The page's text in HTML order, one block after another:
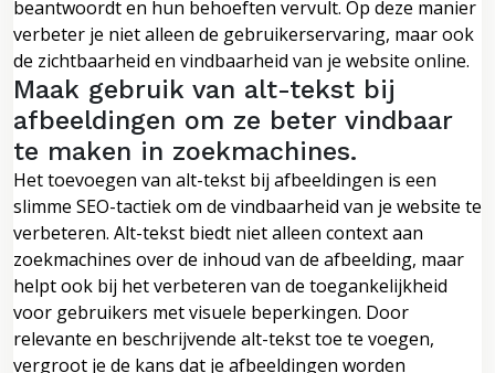
beantwoordt en hun behoeften vervult. Op deze manier
verbeter je niet alleen de gebruikerservaring, maar ook
de zichtbaarheid en vindbaarheid van je website online.
Maak gebruik van alt-tekst bij
afbeeldingen om ze beter vindbaar
te maken in zoekmachines.
Het toevoegen van alt-tekst bij afbeeldingen is een
slimme SEO-tactiek om de vindbaarheid van je website te
verbeteren. Alt-tekst biedt niet alleen context aan
zoekmachines over de inhoud van de afbeelding, maar
helpt ook bij het verbeteren van de toegankelijkheid
voor gebruikers met visuele beperkingen. Door
relevante en beschrijvende alt-tekst toe te voegen,
vergroot je de kans dat je afbeeldingen worden